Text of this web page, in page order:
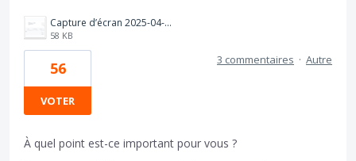
Capture d’écran 2025-04-26 145849.png
58 KB
56
VOTER
3 commentaires · Autre
À quel point est-ce important pour vous ?